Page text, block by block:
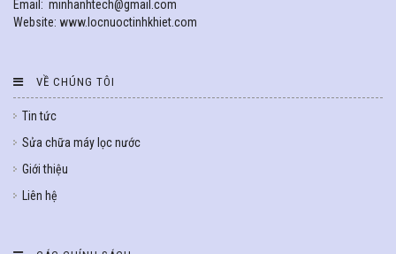
Email: minhanhtech@gmail.com
Website: www.locnuoctinhkhiet.com
VỀ CHÚNG TÔI
Tin tức
Sửa chữa máy lọc nước
Giới thiệu
Liên hệ